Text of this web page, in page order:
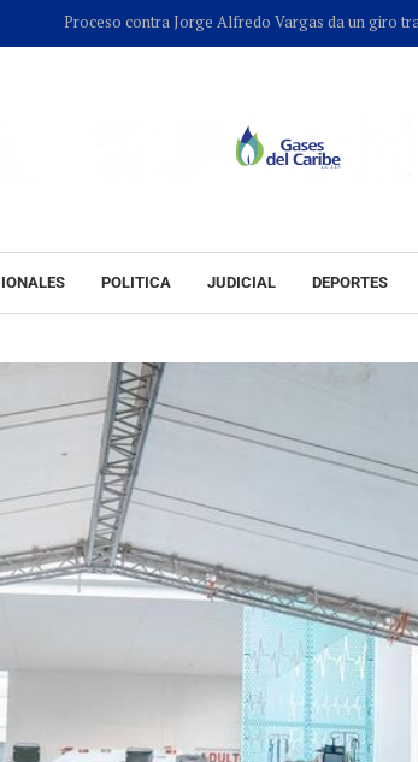
contra Jorge Alfredo Vargas da un giro tras retiro de
POLITICA JUDICIAL DEPORTES